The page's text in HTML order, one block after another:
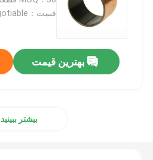
بوش های دوتایی
بلبرینگ DX
قیمت：negotiable
بهترین قیمت
بیشتر ببینید